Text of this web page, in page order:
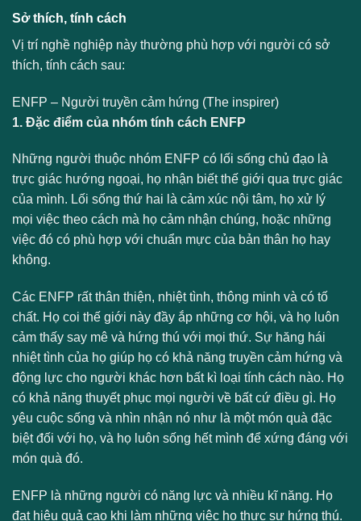
Sở thích, tính cách
Vị trí nghề nghiệp này thường phù hợp với người có sở
thích, tính cách sau:
ENFP – Người truyền cảm hứng (The inspirer)
1. Đặc điểm của nhóm tính cách ENFP
Những người thuộc nhóm ENFP có lối sống chủ đạo là
trực giác hướng ngoại, họ nhận biết thế giới qua trực giác
của mình. Lối sống thứ hai là cảm xúc nội tâm, họ xử lý
mọi việc theo cách mà họ cảm nhận chúng, hoặc những
việc đó có phù hợp với chuẩn mực của bản thân họ hay
không.
Các ENFP rất thân thiện, nhiệt tình, thông minh và có tố
chất. Họ coi thế giới này đầy ắp những cơ hội, và họ luôn
cảm thấy say mê và hứng thú với mọi thứ. Sự hăng hái
nhiệt tình của họ giúp họ có khả năng truyền cảm hứng và
động lực cho người khác hơn bất kì loại tính cách nào. Họ
có khả năng thuyết phục mọi người về bất cứ điều gì. Họ
yêu cuộc sống và nhìn nhận nó như là một món quà đặc
biệt đối với họ, và họ luôn sống hết mình để xứng đáng với
món quà đó.
ENFP là những người có năng lực và nhiều kĩ năng. Họ
đạt hiệu quả cao khi làm những việc họ thực sự hứng thú.